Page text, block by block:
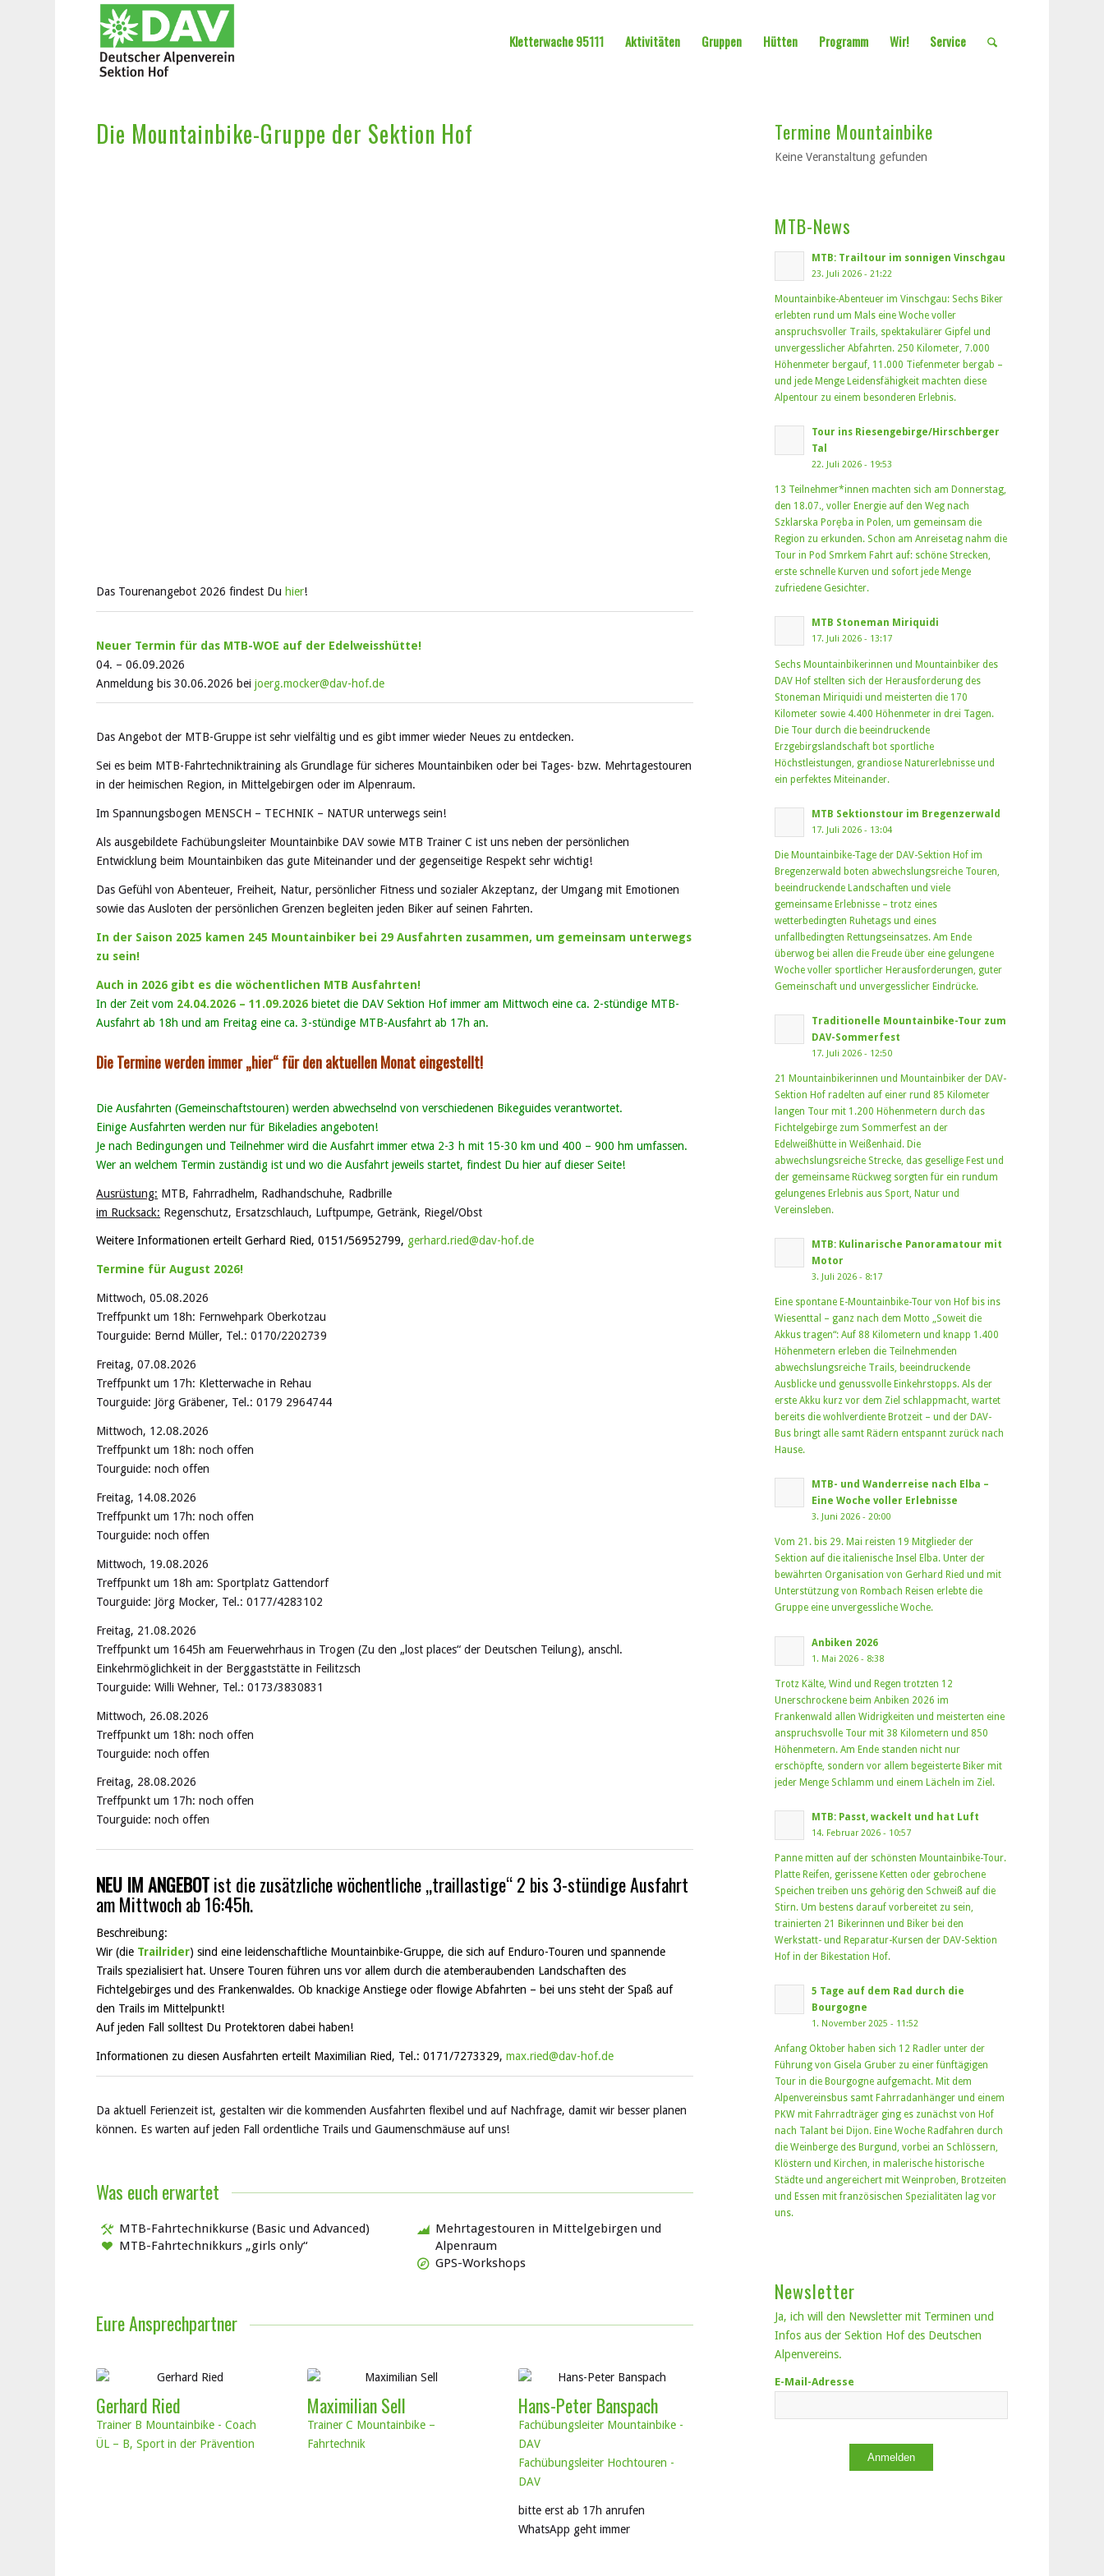
Kletterwache 95111 Aktivitäten Gruppen Hütten Programm Wir! Service
Die Mountainbike-Gruppe der Sektion Hof
Das Tourenangebot 2026 findest Du hier!
Neuer Termin für das MTB-WOE auf der Edelweisshütte!
04. – 06.09.2026
Anmeldung bis 30.06.2026 beijoerg.mocker@dav-hof.de
Das Angebot der MTB-Gruppe ist sehr vielfältig und es gibt immer wieder Neues zu entdecken.
Sei es beim MTB-Fahrtechniktraining als Grundlage für sicheres Mountainbiken oder bei Tages- bzw. Mehrtagestouren
in der heimischen Region, in Mittelgebirgen oder im Alpenraum.
Im Spannungsbogen MENSCH – TECHNIK – NATUR unterwegs sein!
Als ausgebildete Fachübungsleiter Mountainbike DAV sowie MTB Trainer C ist uns neben der persönlichen
Entwicklung beim Mountainbiken das gute Miteinander und der gegenseitige Respekt sehr wichtig!
Das Gefühl von Abenteuer, Freiheit, Natur, persönlicher Fitness und sozialer Akzeptanz, der Umgang mit Emotionen
sowie das Ausloten der persönlichen Grenzen begleiten jeden Biker auf seinen Fahrten.
In der Saison 2025 kamen 245 Mountainbiker bei 29 Ausfahrten zusammen, um gemeinsam unterwegs
zu sein!
Auch in 2026 gibt es die wöchentlichen MTB Ausfahrten!
In der Zeit vom 24.04.2026 – 11.09.2026 bietet die DAV Sektion Hof immer am Mittwoch eine ca. 2-stündige MTB-
Ausfahrt ab 18h und am Freitag eine ca. 3-stündige MTB-Ausfahrt ab 17h an.
Die Termine werden immer „hier“ für den aktuellen Monat eingestellt!
Die Ausfahrten (Gemeinschaftstouren) werden abwechselnd von verschiedenen Bikeguides verantwortet.
Einige Ausfahrten werden nur für Bikeladies angeboten!
Je nach Bedingungen und Teilnehmer wird die Ausfahrt immer etwa 2-3 h mit 15-30 km und 400 – 900 hm umfassen.
Wer an welchem Termin zuständig ist und wo die Ausfahrt jeweils startet, findest Du hier auf dieser Seite!
Ausrüstung: MTB, Fahrradhelm, Radhandschuhe, Radbrille
im Rucksack: Regenschutz, Ersatzschlauch, Luftpumpe, Getränk, Riegel/Obst
Weitere Informationen erteilt Gerhard Ried, 0151/56952799, gerhard.ried@dav-hof.de
Termine für August 2026!
Mittwoch, 05.08.2026
Treffpunkt um 18h: Fernwehpark Oberkotzau
Tourguide: Bernd Müller, Tel.: 0170/2202739
Freitag, 07.08.2026
Treffpunkt um 17h: Kletterwache in Rehau
Tourguide: Jörg Gräbener, Tel.: 0179 2964744
Mittwoch, 12.08.2026
Treffpunkt um 18h: noch offen
Tourguide: noch offen
Freitag, 14.08.2026
Treffpunkt um 17h: noch offen
Tourguide: noch offen
Mittwoch, 19.08.2026
Treffpunkt um 18h am: Sportplatz Gattendorf
Tourguide: Jörg Mocker, Tel.: 0177/4283102
Freitag, 21.08.2026
Treffpunkt um 1645h am Feuerwehrhaus in Trogen (Zu den „lost places“ der Deutschen Teilung), anschl.
Einkehrmöglichkeit in der Berggaststätte in Feilitzsch
Tourguide: Willi Wehner, Tel.: 0173/3830831
Mittwoch, 26.08.2026
Treffpunkt um 18h: noch offen
Tourguide: noch offen
Freitag, 28.08.2026
Treffpunkt um 17h: noch offen
Tourguide: noch offen
NEU IM ANGEBOTist die zusätzliche wöchentliche „traillastige“ 2 bis 3-stündige Ausfahrt
am Mittwoch ab 16:45h.
Beschreibung:
Wir (die Trailrider) sind eine leidenschaftliche Mountainbike-Gruppe, die sich auf Enduro-Touren und spannende
Trails spezialisiert hat. Unsere Touren führen uns vor allem durch die atemberaubenden Landschaften des
Fichtelgebirges und des Frankenwaldes. Ob knackige Anstiege oder flowige Abfahrten – bei uns steht der Spaß auf
den Trails im Mittelpunkt!
Auf jeden Fall solltest Du Protektoren dabei haben!
Informationen zu diesen Ausfahrten erteilt Maximilian Ried, Tel.: 0171/7273329, max.ried@dav-hof.de
Da aktuell Ferienzeit ist, gestalten wir die kommenden Ausfahrten flexibel und auf Nachfrage, damit wir besser planen
können. Es warten auf jeden Fall ordentliche Trails und Gaumenschmäuse auf uns!
Was euch erwartet
MTB-Fahrtechnikkurse (Basic und Advanced)
MTB-Fahrtechnikkurs „girls only“
Mehrtagestouren in Mittelgebirgen und
Alpenraum
GPS-Workshops
Eure Ansprechpartner
Gerhard Ried
Trainer B Mountainbike - Coach
ÜL – B, Sport in der Prävention
Maximilian Sell
Trainer C Mountainbike –
Fahrtechnik
Hans-Peter Banspach
Fachübungsleiter Mountainbike -
DAV
Fachübungsleiter Hochtouren -
DAV
bitte erst ab 17h anrufen
WhatsApp geht immer
Termine Mountainbike
Keine Veranstaltung gefunden
MTB-News
MTB: Trailtour im sonnigen Vinschgau
23. Juli 2026 - 21:22
Mountainbike-Abenteuer im Vinschgau: Sechs Biker
erlebten rund um Mals eine Woche voller
anspruchsvoller Trails, spektakulärer Gipfel und
unvergesslicher Abfahrten. 250 Kilometer, 7.000
Höhenmeter bergauf, 11.000 Tiefenmeter bergab –
und jede Menge Leidensfähigkeit machten diese
Alpentour zu einem besonderen Erlebnis.
Tour ins Riesengebirge/Hirschberger
Tal
22. Juli 2026 - 19:53
13 Teilnehmer*innen machten sich am Donnerstag,
den 18.07., voller Energie auf den Weg nach
Szklarska Poręba in Polen, um gemeinsam die
Region zu erkunden. Schon am Anreisetag nahm die
Tour in Pod Smrkem Fahrt auf: schöne Strecken,
erste schnelle Kurven und sofort jede Menge
zufriedene Gesichter.
MTB Stoneman Miriquidi
17. Juli 2026 - 13:17
Sechs Mountainbikerinnen und Mountainbiker des
DAV Hof stellten sich der Herausforderung des
Stoneman Miriquidi und meisterten die 170
Kilometer sowie 4.400 Höhenmeter in drei Tagen.
Die Tour durch die beeindruckende
Erzgebirgslandschaft bot sportliche
Höchstleistungen, grandiose Naturerlebnisse und
ein perfektes Miteinander.
MTB Sektionstour im Bregenzerwald
17. Juli 2026 - 13:04
Die Mountainbike-Tage der DAV-Sektion Hof im
Bregenzerwald boten abwechslungsreiche Touren,
beeindruckende Landschaften und viele
gemeinsame Erlebnisse – trotz eines
wetterbedingten Ruhetags und eines
unfallbedingten Rettungseinsatzes. Am Ende
überwog bei allen die Freude über eine gelungene
Woche voller sportlicher Herausforderungen, guter
Gemeinschaft und unvergesslicher Eindrücke.
Traditionelle Mountainbike-Tour zum
DAV-Sommerfest
17. Juli 2026 - 12:50
21 Mountainbikerinnen und Mountainbiker der DAV-
Sektion Hof radelten auf einer rund 85 Kilometer
langen Tour mit 1.200 Höhenmetern durch das
Fichtelgebirge zum Sommerfest an der
Edelweißhütte in Weißenhaid. Die
abwechslungsreiche Strecke, das gesellige Fest und
der gemeinsame Rückweg sorgten für ein rundum
gelungenes Erlebnis aus Sport, Natur und
Vereinsleben.
MTB: Kulinarische Panoramatour mit
Motor
3. Juli 2026 - 8:17
Eine spontane E-Mountainbike-Tour von Hof bis ins
Wiesenttal – ganz nach dem Motto „Soweit die
Akkus tragen“: Auf 88 Kilometern und knapp 1.400
Höhenmetern erleben die Teilnehmenden
abwechslungsreiche Trails, beeindruckende
Ausblicke und genussvolle Einkehrstopps. Als der
erste Akku kurz vor dem Ziel schlappmacht, wartet
bereits die wohlverdiente Brotzeit – und der DAV-
Bus bringt alle samt Rädern entspannt zurück nach
Hause.
MTB- und Wanderreise nach Elba –
Eine Woche voller Erlebnisse
3. Juni 2026 - 20:00
Vom 21. bis 29. Mai reisten 19 Mitglieder der
Sektion auf die italienische Insel Elba. Unter der
bewährten Organisation von Gerhard Ried und mit
Unterstützung von Rombach Reisen erlebte die
Gruppe eine unvergessliche Woche.
Anbiken 2026
1. Mai 2026 - 8:38
Trotz Kälte, Wind und Regen trotzten 12
Unerschrockene beim Anbiken 2026 im
Frankenwald allen Widrigkeiten und meisterten eine
anspruchsvolle Tour mit 38 Kilometern und 850
Höhenmetern. Am Ende standen nicht nur
erschöpfte, sondern vor allem begeisterte Biker mit
jeder Menge Schlamm und einem Lächeln im Ziel.
MTB: Passt, wackelt und hat Luft
14. Februar 2026 - 10:57
Panne mitten auf der schönsten Mountainbike-Tour.
Platte Reifen, gerissene Ketten oder gebrochene
Speichen treiben uns gehörig den Schweiß auf die
Stirn. Um bestens darauf vorbereitet zu sein,
trainierten 21 Bikerinnen und Biker bei den
Werkstatt- und Reparatur-Kursen der DAV-Sektion
Hof in der Bikestation Hof.
5 Tage auf dem Rad durch die
Bourgogne
1. November 2025 - 11:52
Anfang Oktober haben sich 12 Radler unter der
Führung von Gisela Gruber zu einer fünftägigen
Tour in die Bourgogne aufgemacht. Mit dem
Alpenvereinsbus samt Fahrradanhänger und einem
PKW mit Fahrradträger ging es zunächst von Hof
nach Talant bei Dijon. Eine Woche Radfahren durch
die Weinberge des Burgund, vorbei an Schlössern,
Klöstern und Kirchen, in malerische historische
Städte und angereichert mit Weinproben, Brotzeiten
und Essen mit französischen Spezialitäten lag vor
uns.
Newsletter
Ja, ich will den Newsletter mit Terminen und
Infos aus der Sektion Hof des Deutschen
Alpenvereins.
E-Mail-Adresse
Anmelden